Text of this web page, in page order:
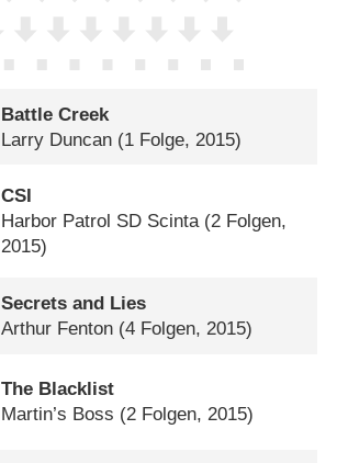
Battle Creek
Larry Duncan (1 Folge, 2015)
CSI
Harbor Patrol SD Scinta (2 Folgen,
2015)
Secrets and Lies
Arthur Fenton (4 Folgen, 2015)
The Blacklist
Martin’s Boss (2 Folgen, 2015)